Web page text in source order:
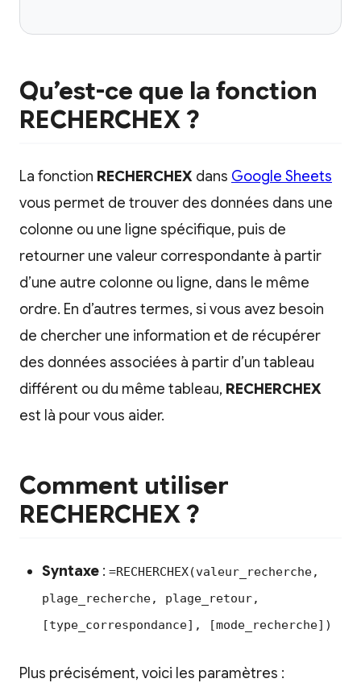
Qu’est-ce que la fonction
RECHERCHEX ?
La fonction RECHERCHEX dans Google Sheets
vous permet de trouver des données dans une
colonne ou une ligne spécifique, puis de
retourner une valeur correspondante à partir
d’une autre colonne ou ligne, dans le même
ordre. En d’autres termes, si vous avez besoin
de chercher une information et de récupérer
des données associées à partir d’un tableau
différent ou du même tableau, RECHERCHEX
est là pour vous aider.
Comment utiliser
RECHERCHEX ?
Syntaxe : =RECHERCHEX(valeur_recherche,
plage_recherche, plage_retour,
[type_correspondance], [mode_recherche])
Plus précisément, voici les paramètres :